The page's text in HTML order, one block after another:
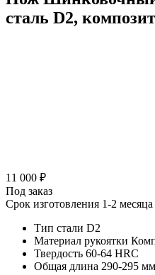
сталь D2,
11 000 ₽
Под заказ
Срок изготовления 1-2 месяца
Тип стали D2
Материал рукоятки
Твердость 60-64 HRC
Общая длина 290-295 мм